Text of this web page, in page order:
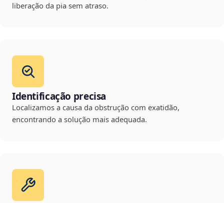
liberação da pia sem atraso.
Identificação precisa
Localizamos a causa da obstrução com exatidão,
encontrando a solução mais adequada.